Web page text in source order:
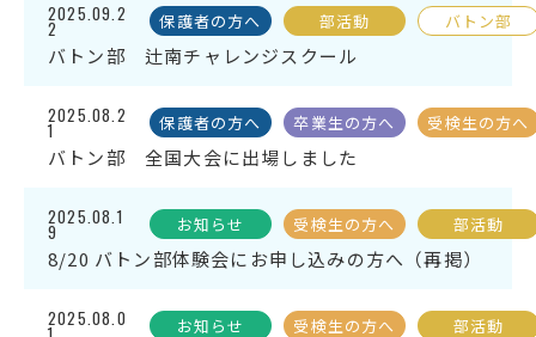
2025.09.2
2 保護者の方へ 部活動 バトン部
バトン部 辻南チャレンジスクール
2025.08.2
1 保護者の方へ 卒業生の方へ 受検生の方へ
バトン部 全国大会に出場しました
2025.08.1
9 お知らせ 受検生の方へ 部活動
8/20 バトン部体験会にお申し込みの方へ（再掲）
2025.08.0 お知らせ 受検生の方へ 部活動